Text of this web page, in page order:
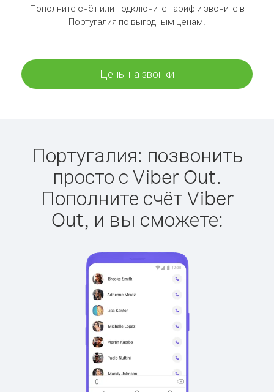
Пополните счёт или подключите тариф и звоните в
Португалия по выгодным ценам.
Цены на звонки
Португалия: позвонить
просто с Viber Out.
Пополните счёт Viber
Out, и вы сможете: